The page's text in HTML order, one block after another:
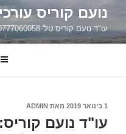
נועם קוריס
עו"ד נועם קוריס טל' 0777060058
פורסם1 בינואר 2019 מאת ADMIN
עו"ד נועם